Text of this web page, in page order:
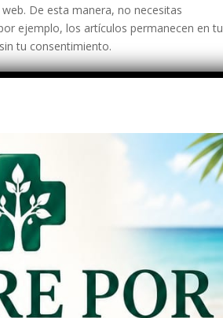
De esta manera, no necesitas
ejemplo, los artículos permanecen en tu
tu consentimiento.
usuarios. Con estas cookies
permiso para colocar cookies de
local, usadas para crear
en esta web o en varias webs con